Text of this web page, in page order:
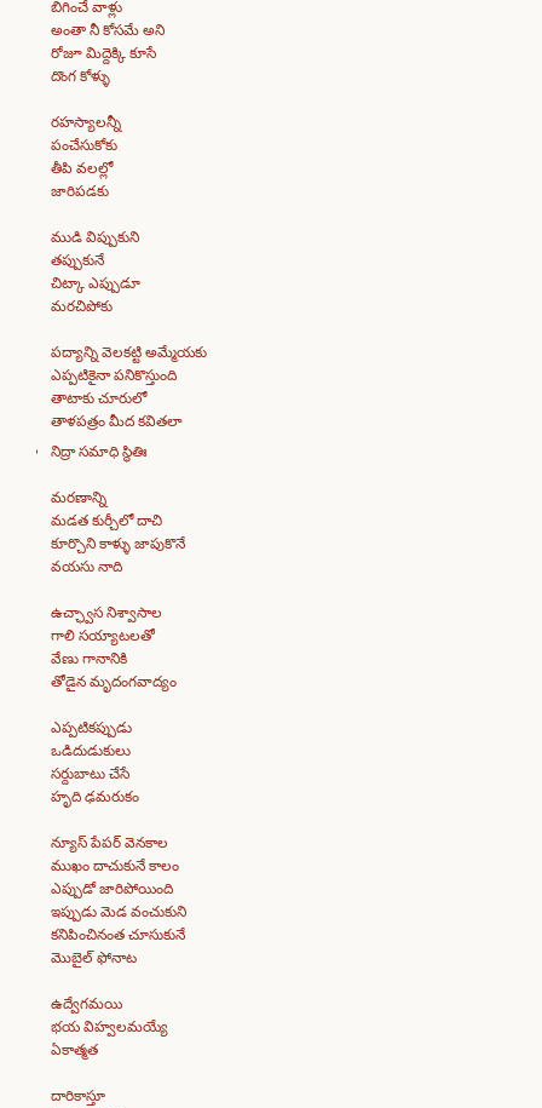
బిగించే వాళ్లు
అంతా నీ కోసమే అని
రోజూ మిద్దెక్కి కూసే
దొంగ కోళ్ళు
రహస్యాలన్నీ
పంచేసుకోకు
తీపి వలల్లో
జారిపడకు
ముడి విప్పుకుని
తప్పుకునే
చిట్కా ఎప్పుడూ
మరచిపోకు
పద్యాన్ని వెలకట్టి అమ్మేయకు
ఎప్పటికైనా పనికొస్తుంది
తాటాకు చూరులో
తాళపత్రం మీద కవితలా
నిద్రా సమాధి స్థితిః
మరణాన్ని
మడత కుర్చీలో దాచి
కూర్చొని కాళ్ళు జాపుకొనే
వయసు నాది
ఉచ్ఛ్వాస నిశ్వాసాల
గాలి సయ్యాటలతో
వేణు గానానికి
తోడైన మృదంగవాద్యం
ఎప్పటికప్పుడు
ఒడిదుడుకులు
సర్దుబాటు చేసే
హృది ఢమరుకం
న్యూస్ పేపర్ వెనకాల
ముఖం దాచుకునే కాలం
ఎప్పుడో జారిపోయింది
ఇప్పుడు మెడ వంచుకుని
కనిపించినంత చూసుకునే
మొబైల్ ఫోనాట
ఉద్వేగమయి
భయ విహ్వలమయ్యే
ఏకాత్మత
దారికాస్తూ